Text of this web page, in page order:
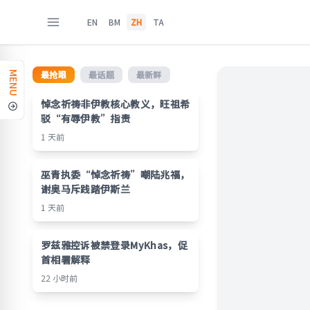
EN BM ZH TA
MENU 最抢眼 最话题 最新鲜
悼念祈祷非伊教核心教义，旺祖希
驳“有辱伊教”指责
1 天前
巫青执委“悼念祈祷”嘲陆兆福，
谢奥马斥践踏伊斯兰
1 天前
罗兹雅控诉被禁登录MyKhas，促
首相署解释
22 小时前